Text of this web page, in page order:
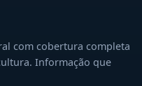
com cobertura completa
Informação que